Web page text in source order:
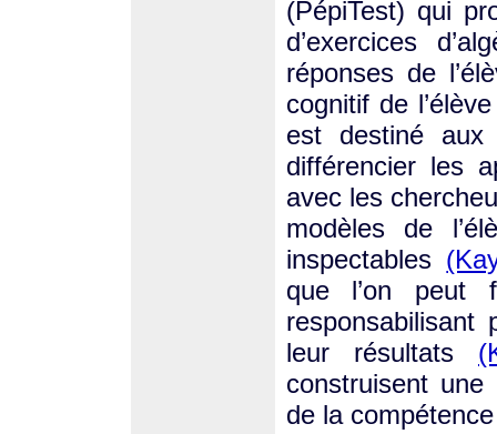
(PépiTest) qui
d’exercices
réponses de
cognitif de
est destiné aux
différencier les
avec les
modèles de
inspectables
que l’on peut
leur résultats
construisent
de la